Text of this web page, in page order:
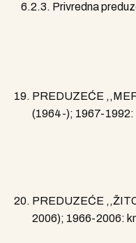
6.2.3. Privredna
PREDUZEĆE
(1964-); 1967-1992:
PREDUZEĆE
2006); 1966-2006: